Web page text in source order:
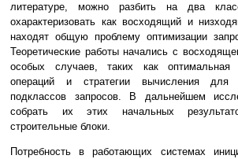
литературе, можно разбить на два
охарактеризовать как восходящий и
находят общую проблему оптимизации
Теоретические работы начались с
особых случаев, таких как оптимальная
операций и стратегии вычисления для
подклассов запросов. В дальнейшем
собрать их этих начальных
строительные блоки.
Потребность в работающих системах